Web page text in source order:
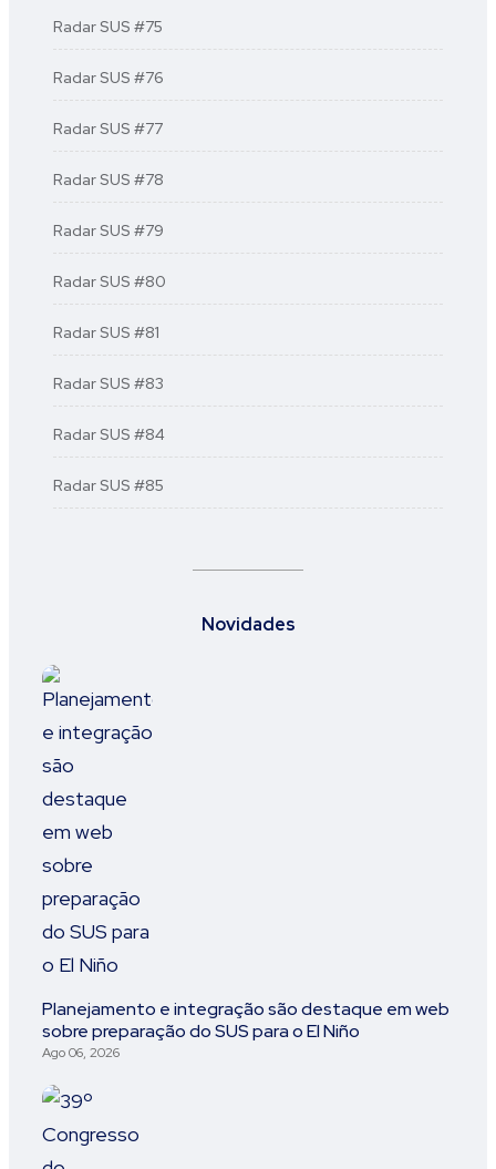
Radar SUS #75
Radar SUS #76
Radar SUS #77
Radar SUS #78
Radar SUS #79
Radar SUS #80
Radar SUS #81
Radar SUS #83
Radar SUS #84
Radar SUS #85
Novidades
Planejamento e integração são destaque em web
sobre preparação do SUS para o El Niño
Ago 06, 2026